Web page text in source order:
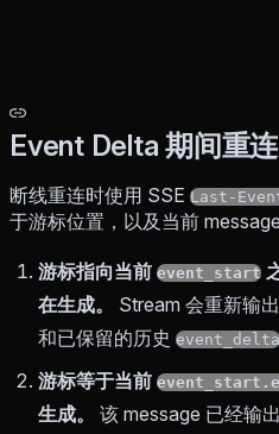
Event Delta 期间重连
断线重连时使用 SSE Last-
于游标位置，以及当前
游标指向当前 event_start
在生成。
Stream 会重新输
和已保留的历史 event_delta
游标等于当前
生成。
该 message 已经输